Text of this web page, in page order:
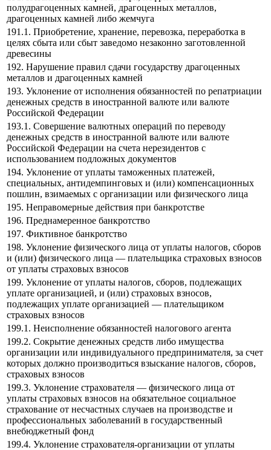
полудрагоценных камней, драгоценных металлов,
драгоценных камней либо жемчуга
191.1. Приобретение, хранение, перевозка, переработка в
целях сбыта или сбыт заведомо незаконно заготовленной
древесины
192. Нарушение правил сдачи государству драгоценных
металлов и драгоценных камней
193. Уклонение от исполнения обязанностей по репатриации
денежных средств в иностранной валюте или валюте
Российской Федерации
193.1. Совершение валютных операций по переводу
денежных средств в иностранной валюте или валюте
Российской Федерации на счета нерезидентов с
использованием подложных документов
194. Уклонение от уплаты таможенных платежей,
специальных, антидемпинговых и (или) компенсационных
пошлин, взимаемых с организации или физического лица
195. Неправомерные действия при банкротстве
196. Преднамеренное банкротство
197. Фиктивное банкротство
198. Уклонение физического лица от уплаты налогов, сборов
и (или) физического лица — плательщика страховых взносов
от уплаты страховых взносов
199. Уклонение от уплаты налогов, сборов, подлежащих
уплате организацией, и (или) страховых взносов,
подлежащих уплате организацией — плательщиком
страховых взносов
199.1. Неисполнение обязанностей налогового агента
199.2. Сокрытие денежных средств либо имущества
организации или индивидуального предпринимателя, за счет
которых должно производиться взыскание налогов, сборов,
страховых взносов
199.3. Уклонение страхователя — физического лица от
уплаты страховых взносов на обязательное социальное
страхование от несчастных случаев на производстве и
профессиональных заболеваний в государственный
внебюджетный фонд
199.4. Уклонение страхователя-организации от уплаты